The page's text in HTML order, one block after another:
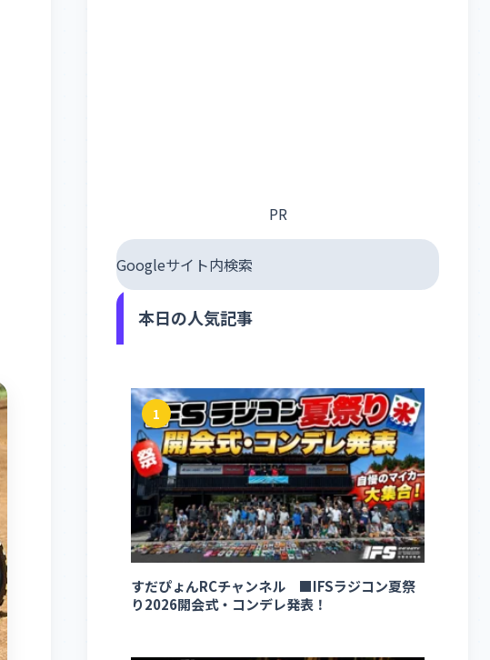
PR
Googleサイト内検索
本日の人気記事
1
すだぴょんRCチャンネル ■IFSラジコン夏祭
り2026開会式・コンデレ発表！